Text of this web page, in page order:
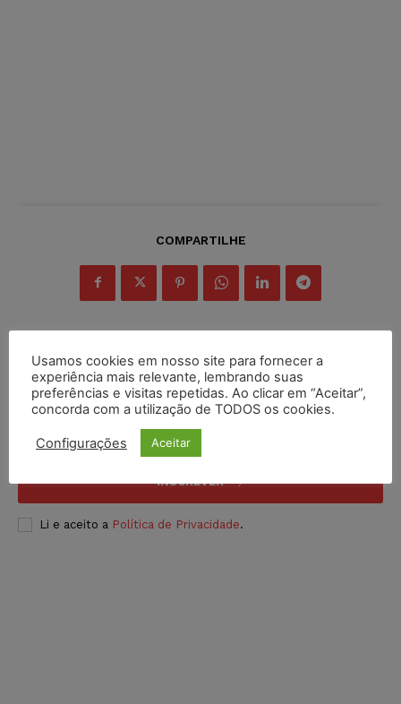
COMPARTILHE
Inscreva-se
INSCREVER
Li e aceito a Política de Privacidade.
Usamos cookies em nosso site para fornecer a
experiência mais relevante, lembrando suas
preferências e visitas repetidas. Ao clicar em “Aceitar”,
concorda com a utilização de TODOS os cookies.
Configurações Aceitar